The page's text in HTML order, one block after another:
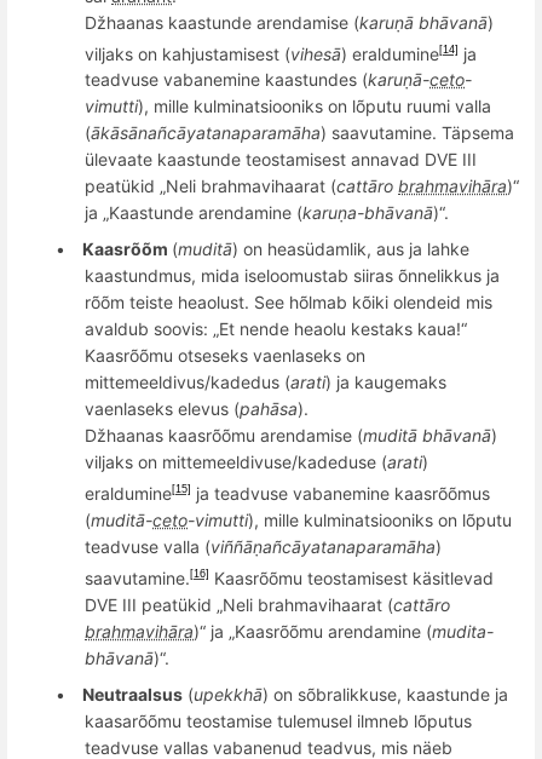
Džhaanas kaastunde arendamise (karuṇā bhāvanā)
viljaks on kahjustamisest (vihesā) eraldumine[14]
ja
teadvuse vabanemine kaastundes (karuṇā­-ceto­-
vimutti), mille kulminatsiooniks on lõputu ruumi valla
(ākāsānañ­cāyata­na­paramā­ha) saavutamine. Täpsema
ülevaate kaastunde teostamisest annavad DVE III
peatükid „Neli brahmavihaarat (cattāro brahmavihāra)“
ja „Kaastunde arendamine (karuṇa-bhāvanā)“.
•
Kaasrõõm (muditā) on heasüdamlik, aus ja lahke
kaastundmus, mida iseloomustab siiras õnnelikkus ja
rõõm teiste heaolust. See hõlmab kõiki olendeid mis
avaldub soovis: „Et nende heaolu kestaks kaua!“
Kaasrõõmu otseseks vaenlaseks on
mittemeeldivus/kadedus (arati) ja kaugemaks
vaenlaseks elevus (pahāsa).
Džhaanas kaasrõõmu arendamise (muditā bhāvanā)
viljaks on mittemeeldivuse/kadeduse (arati)
eraldumine[15] ja teadvuse vabanemine kaasrõõmus
(muditā­-ceto­-vimutti), mille kulminatsiooniks on lõputu
teadvuse valla (viñ­ñā­ṇañ­cāyata­na­paramā­ha)
saavutamine. [16]
Kaasrõõmu teostamisest käsitlevad
DVE III peatükid „Neli brahmavihaarat (cattāro
brahmavihāra)“ ja „Kaasrõõmu arendamine (mudita-
bhāvanā)“.
•
Neutraalsus (upekkhā) on sõbralikkuse, kaastunde ja
kaasarõõmu teostamise tulemusel ilmneb lõputus
teadvuse vallas vabanenud teadvus, mis näeb